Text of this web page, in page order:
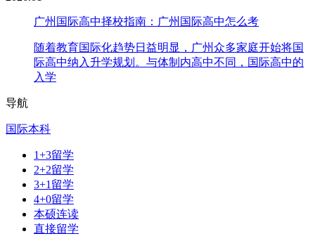
广州国际高中择校指南：广州国际高中怎么考
随着教育国际化趋势日益明显，广州众多家庭开始将国
际高中纳入升学规划。与体制内高中不同，国际高中的
入学
导航
国际本科
1+3留学
2+2留学
3+1留学
4+0留学
本硕连读
直接留学